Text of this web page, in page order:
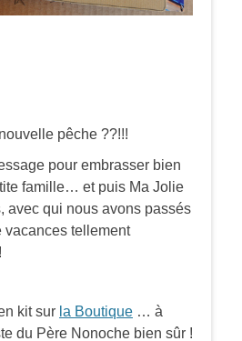
pêche ??!!!
pour embrasser bien
famille… et puis Ma Jolie
avec qui nous avons passés
vacances tellement
kit sur la Boutique … à
du Père Nonoche bien sûr !